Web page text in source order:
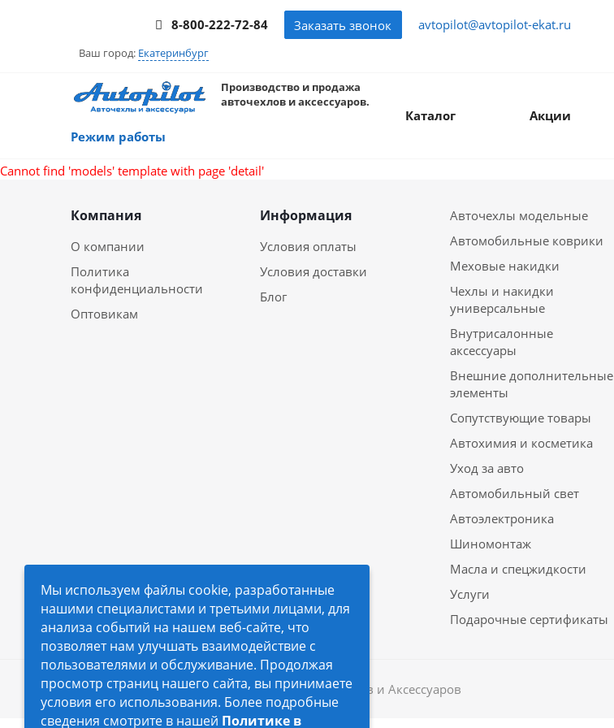
8-800-222-72-84 Заказать звонок avtopilot@avtopilot-ekat.ru
Ваш город: Екатеринбург
Производство и продажа
авточехлов и аксессуаров.
Режим работы
Каталог Акции
Cannot find 'models' template with page 'detail'
Компания
О компании
Политика
конфиденциальности
Оптовикам
Информация
Условия оплаты
Условия доставки
Блог
Авточехлы модельные
Автомобильные коврики
Меховые накидки
Чехлы и накидки
универсальные
Внутрисалонные
аксессуары
Внешние дополнительные
элементы
Сопутствующие товары
Автохимия и косметика
Уход за авто
Автомобильный свет
Автоэлектроника
Шиномонтаж
Масла и спецжидкости
Услуги
Подарочные сертификаты
2026 © Автопилот - интернет-магазин Авточехлов и Аксессуаров
Мы используем файлы cookie, разработанные
нашими специалистами и третьими лицами, для
анализа событий на нашем веб-сайте, что
позволяет нам улучшать взаимодействие с
пользователями и обслуживание. Продолжая
просмотр страниц нашего сайта, вы принимаете
условия его использования. Более подробные
сведения смотрите в нашей Политике в